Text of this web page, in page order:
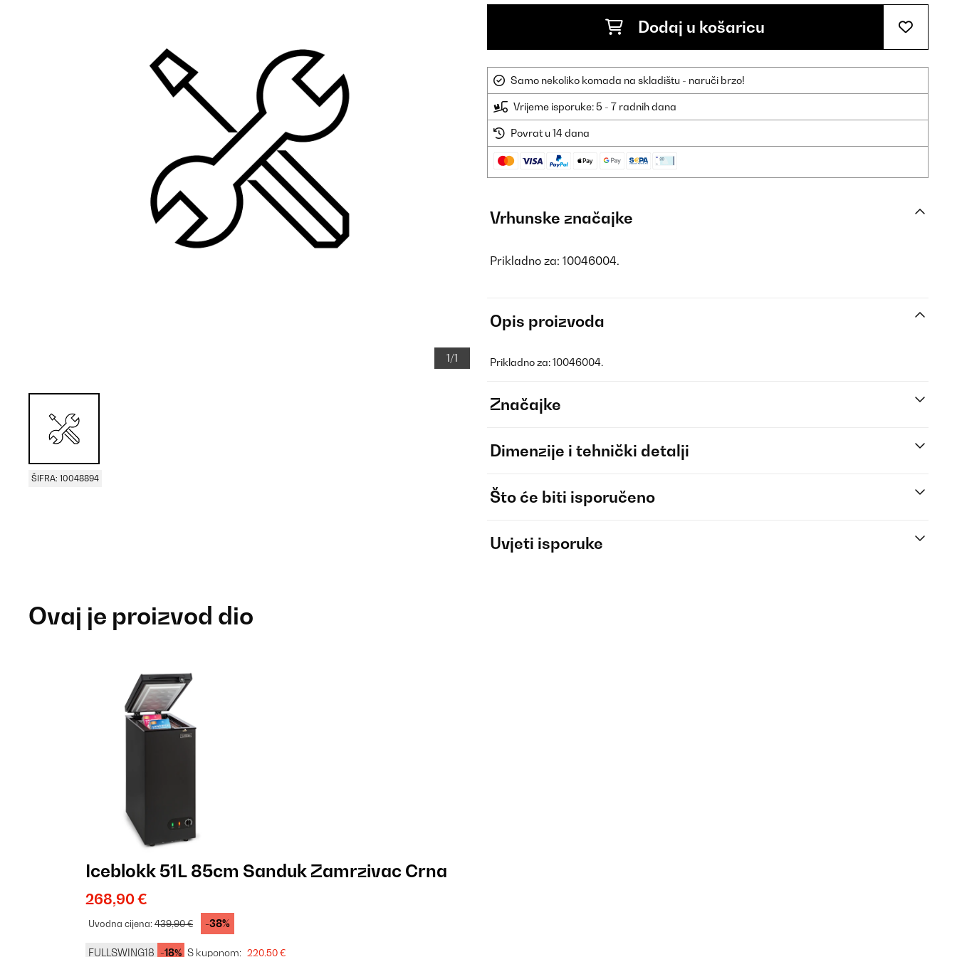
1/1
ŠIFRA: 10048894
Dodaj u košaricu
Samo nekoliko komada na skladištu - naruči brzo!
Vrijeme isporuke: 5 - 7 radnih dana
Povrat u 14 dana
Vrhunske značajke
Prikladno za: 10046004.
Opis proizvoda
Prikladno za: 10046004.
Značajke
Dimenzije i tehnički detalji
Što će biti isporučeno
Uvjeti isporuke
Ovaj je proizvod dio
Iceblokk 51L 85cm Sanduk Zamrzivac Crna
268,90 €
Uvodna cijena:439,90 € -38%
FULLSWING18 -18% S kuponom: 220,50 €